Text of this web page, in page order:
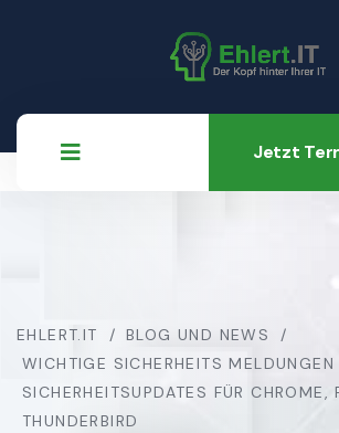
Jetzt
EHLERT.IT
BLOG UND NEWS
WICHTIGE SICHERHEITS MELDUNGEN
SICHERHEITSUPDATES FÜR CHROME,
THUNDERBIRD